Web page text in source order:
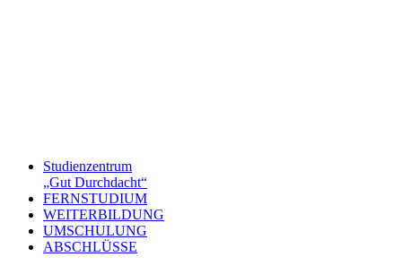
Studienzentrum
„Gut Durchdacht“
FERNSTUDIUM
WEITERBILDUNG
UMSCHULUNG
ABSCHLÜSSE